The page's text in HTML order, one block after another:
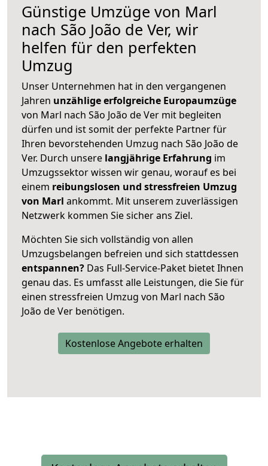
Günstige Umzüge von Marl
nach São João de Ver, wir
helfen für den perfekten
Umzug
Unser Unternehmen hat in den vergangenen
Jahren unzählige erfolgreiche Europaumzüge
von Marl nach São João de Ver mit begleiten
dürfen und ist somit der perfekte Partner für
Ihren bevorstehenden Umzug nach São João de
Ver. Durch unsere langjährige Erfahrung im
Umzugssektor wissen wir genau, worauf es bei
einem reibungslosen und stressfreien Umzug
von Marl ankommt. Mit unserem zuverlässigen
Netzwerk kommen Sie sicher ans Ziel.
Möchten Sie sich vollständig von allen
Umzugsbelangen befreien und sich stattdessen
entspannen? Das Full-Service-Paket bietet Ihnen
genau das. Es umfasst alle Leistungen, die Sie für
einen stressfreien Umzug von Marl nach São
João de Ver benötigen.
Kostenlose Angebote erhalten